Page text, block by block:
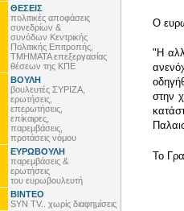
ΘΕΣΕΙΣ
πολιτικές αποφάσεις
συνεδρίων &
συνόδων Κεντρικής
Πολιτικής Επιτροπής,
ΤΜΗΜΑΤΑ επεξεργασίας
θέσεων της ΚΠΕ
ΒΟΥΛΗ
βουλευτές ΣΥΡΙΖΑ,
ερωτήσεις,
επερωτήσεις,
επίκαιρες,
παρεμβάσεις,
προτάσεις νόμου
ΕΥΡΩΒΟΥΛΗ
παρεμβάσεις &
ερωτήσεις
του ευρωβουλευτή
ΒΙΝΤΕΟ
SYN TV.. χωρίς διαφημίσεις
Ο
"Η
στην
To